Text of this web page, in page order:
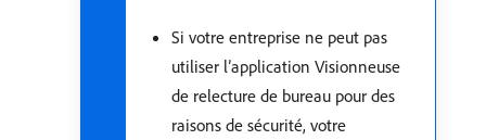
Si votre entreprise ne peut pas
utiliser l’application Visionneuse
de relecture de bureau pour des
raisons de sécurité, votre